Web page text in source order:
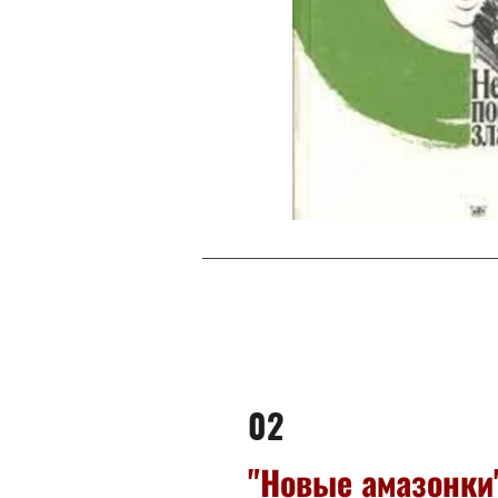
02
"Новые